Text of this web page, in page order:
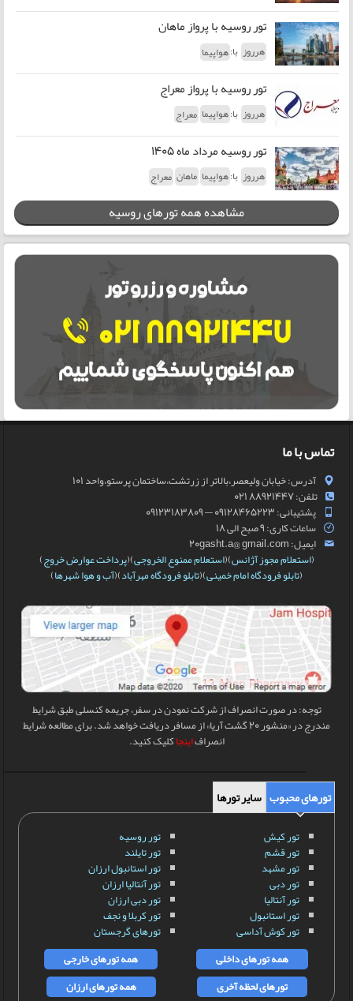
تور روسیه با پرواز ماهان
هرروز با:هواپیما
تور روسیه با پرواز معراج
هرروز با:هواپیما معراج
تور روسیه مرداد ماه 1405
هرروز با:هواپیما ماهان معراج
مشاهده همه تورهای روسیه
تماس با ما
آدرس: خیابان ولیعصر،بالاتر از زرتشت،ساختمان پرستو،واحد 101
تلفن: 88921447 021
پشتیبانی: 09128465223 — 09123183809
ساعات کاری: 9 صبح الی 18
ایمیل: 20gasht.a@ gmail.com
(استعلام مجوز آژانس)(استعلام ممنوع الخروجی)(پرداخت عوارض خروج)
(تابلو فرودگاه امام خمینی)(تابلو فرودگاه مهرآباد)(آب و هوا شهرها)
توجه: در صورت انصراف از شرکت نمودن در سفر، جریمه کنسلی طبق شرایط
مندرج در «منشور 20 گشت آریا» از مسافر دریافت خواهد شد. برای مطالعه شرایط
انصرافاینجاکلیک کنید.
تورهای محبوب سایر تورها
تور کیش
تور قشم
تور مشهد
تور دبی
تور آنتالیا
تور استانبول
تور کوش آداسی
تور روسیه
تور تایلند
تور استانبول ارزان
تور آنتالیا ارزان
تور دبی ارزان
تور کربلا و نجف
تورهای گرجستان
همه تورهای داخلی
همه تورهای خارجی
تورهای لحظه آخری
همه تورهای ارزان